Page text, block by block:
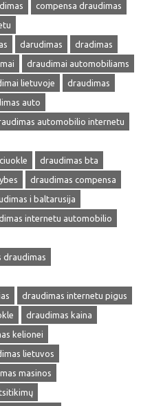
compensa draudimas
darudimas
dradimas
draudimai automobiliams
lietuvoje
draudimas
auto
automobilio internetu
draudimas bta
draudimas compensa
i baltarusija
internetu automobilio
draudimas
draudimas internetu pigus
draudimas kaina
kelionei
lietuvos
masinos